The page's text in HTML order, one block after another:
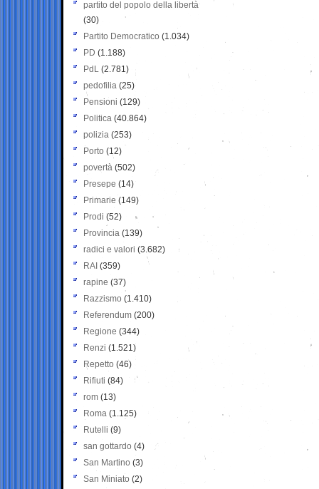
partito del popolo della libertà
(30)
Partito Democratico (1.034)
PD (1.188)
PdL (2.781)
pedofilia (25)
Pensioni (129)
Politica (40.864)
polizia (253)
Porto (12)
povertà (502)
Presepe (14)
Primarie (149)
Prodi (52)
Provincia (139)
radici e valori (3.682)
RAI (359)
rapine (37)
Razzismo (1.410)
Referendum (200)
Regione (344)
Renzi (1.521)
Repetto (46)
Rifiuti (84)
rom (13)
Roma (1.125)
Rutelli (9)
san gottardo (4)
San Martino (3)
San Miniato (2)